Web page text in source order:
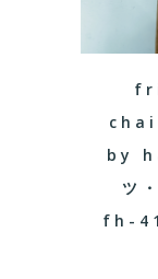
by
ツ
fh-